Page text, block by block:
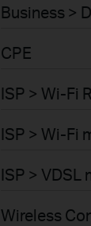
Business >
CPE
ISP > Wi-Fi
ISP > Wi-Fi
ISP > VDSL
Wireless